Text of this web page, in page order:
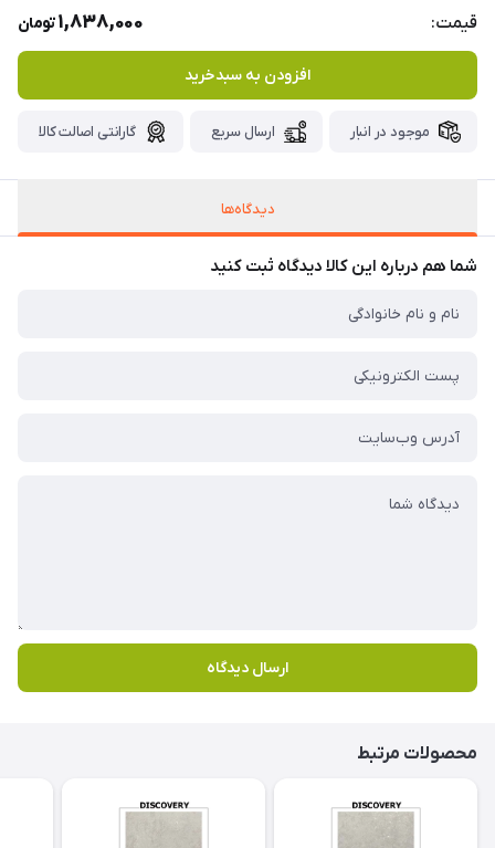
قیمت: 1,838,000تومان
افزودن به سبدخرید
موجود در انبار ارسال سریع گارانتی اصالت کالا
دیدگاه‌ها
شما هم درباره این کالا دیدگاه ثبت کنید
ارسال دیدگاه
محصولات مرتبط